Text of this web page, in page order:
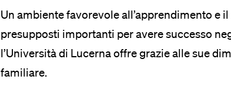
Un ambiente favorevole all’apprendimento e
presupposti importanti per avere successo
l’Università di Lucerna offre grazie alle sue
familiare.